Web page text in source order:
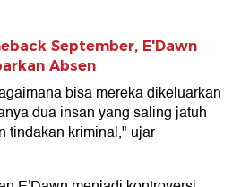
September, E'Dawn
Absen
bisa mereka dikeluarkan
dua insan yang saling jatuh
tindakan kriminal," ujar